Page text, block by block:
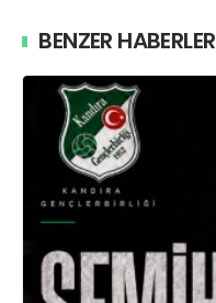
BENZER HABERLER